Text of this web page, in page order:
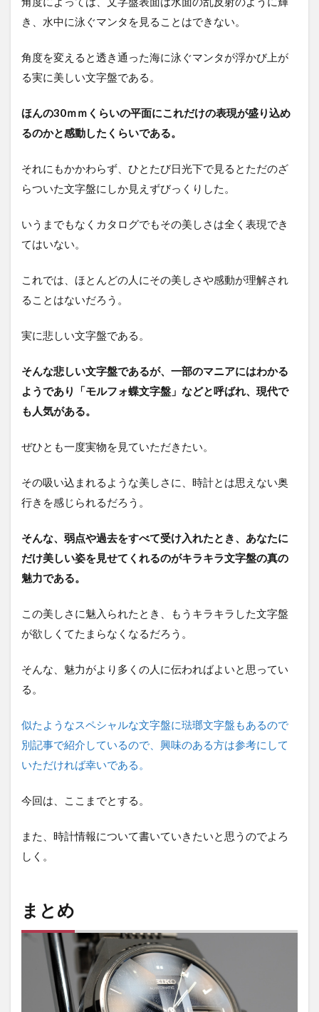
き、水中に泳ぐマンタを見ることはできない。
角度を変えると透き通った海に泳ぐマンタが浮かび上が
る実に美しい文字盤である。
ほんの30ｍｍくらいの平面にこれだけの表現が盛り込め
るのかと感動したくらいである。
それにもかかわらず、ひとたび日光下で見るとただのざ
らついた文字盤にしか見えずびっくりした。
いうまでもなくカタログでもその美しさは全く表現でき
てはいない。
これでは、ほとんどの人にその美しさや感動が理解され
ることはないだろう。
実に悲しい文字盤である。
そんな悲しい文字盤であるが、一部のマニアにはわかる
ようであり「モルフォ蝶文字盤」などと呼ばれ、現代で
も人気がある。
ぜひとも一度実物を見ていただきたい。
その吸い込まれるような美しさに、時計とは思えない奥
行きを感じられるだろう。
そんな、弱点や過去をすべて受け入れたとき、あなたに
だけ美しい姿を見せてくれるのがキラキラ文字盤の真の
魅力である。
この美しさに魅入られたとき、もうキラキラした文字盤
が欲しくてたまらなくなるだろう。
そんな、魅力がより多くの人に伝わればよいと思ってい
る。
似たようなスペシャルな文字盤に琺瑯文字盤もあるので
別記事で紹介しているので、興味のある方は参考にして
いただければ幸いである。
今回は、ここまでとする。
また、時計情報について書いていきたいと思うのでよろ
しく。
まとめ